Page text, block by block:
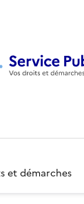
et démarches